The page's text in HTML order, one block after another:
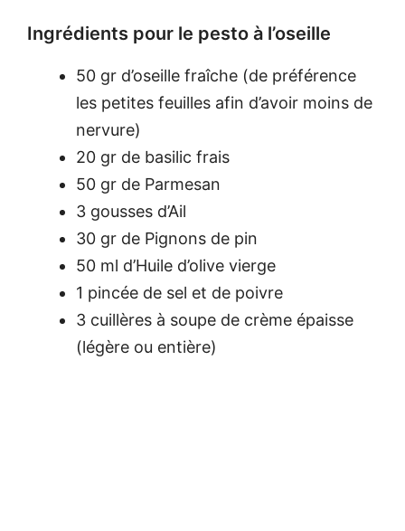
Ingrédients pour le pesto à l’oseille
50 gr d’oseille fraîche (de préférence
les petites feuilles afin d’avoir moins de
nervure)
20 gr de basilic frais
50 gr de Parmesan
3 gousses d’Ail
30 gr de Pignons de pin
50 ml d’Huile d’olive vierge
1 pincée de sel et de poivre
3 cuillères à soupe de crème épaisse
(légère ou entière)